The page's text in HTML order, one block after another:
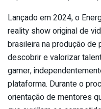
Lançado em 2024, o
reality show original de
brasileira na produção de
descobrir e valorizar
gamer,
plataforma. Durante o
orientação de mentores